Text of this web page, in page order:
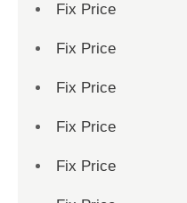
Fix Price
Fix Price
Fix Price
Fix Price
Fix Price